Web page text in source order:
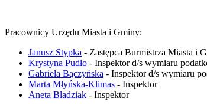
Pracownicy Urzędu Miasta i Gminy:
Janusz Stypka - Zastępca Burmistrza Miasta i
Krystyna Pudło - Inspektor d/s wymiaru
Gabriela Bączyńska - Inspektor d/s wymiaru
Marta Młyńska-Klimas - Inspektor
Aneta Bladziak - Inspektor